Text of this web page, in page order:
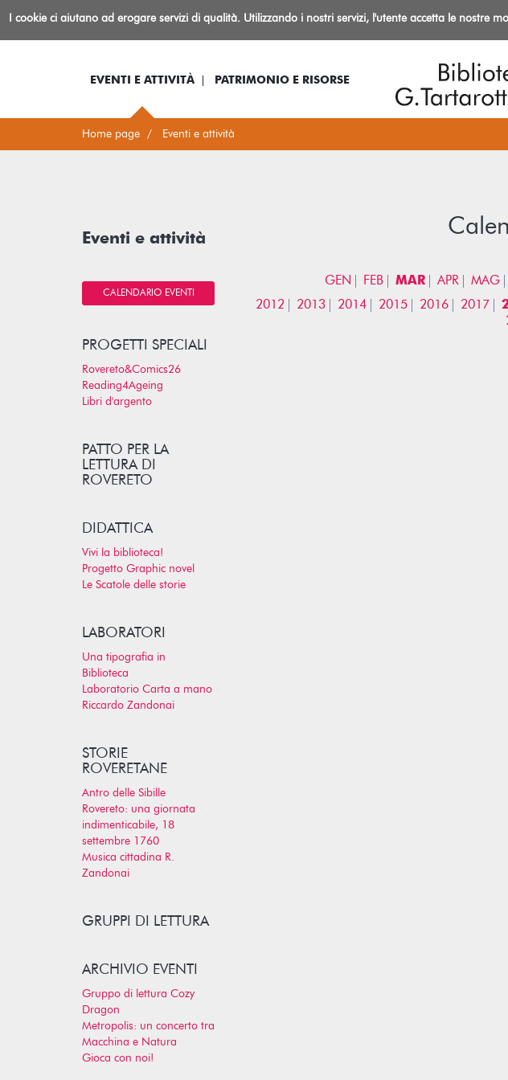
BibliotecaIo sono... Log-in Informazioni
EVENTI E ATTIVITÀ PATRIMONIO E RISORSE
Home page Eventi e attività
GEN FEB MAR APR MAG
2012
2013 2014 2015 2016 2017
Eventi e attività
CALENDARIO EVENTI
PROGETTI SPECIALI
Rovereto&Comics26
Reading4Ageing
Libri d'argento
PATTO PER LA
LETTURA DI
ROVERETO
DIDATTICA
Vivi la biblioteca!
Progetto Graphic novel
Le Scatole delle storie
LABORATORI
Una tipografia in
Biblioteca
Laboratorio Carta a mano
Riccardo Zandonai
STORIE
ROVERETANE
Antro delle Sibille
Rovereto: una giornata
indimenticabile, 18
settembre 1760
Musica cittadina R.
Zandonai
GRUPPI DI LETTURA
ARCHIVIO EVENTI
Gruppo di lettura Cozy
Dragon
Metropolis: un concerto tra
Macchina e Natura
Gioca con noi!
I cookie ci aiutano ad erogare servizi di qualità. Utilizzando i nostri servizi, l'utente accetta le nostre